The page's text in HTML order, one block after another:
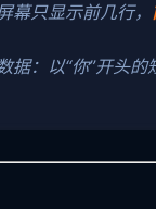
幕只显示前几行，
据：以“你”开头